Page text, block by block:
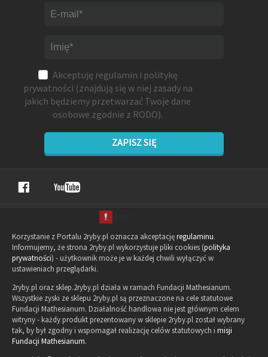
Akceptuję regulamin i politykę
prywatności (znajdują się w niej zasady na
jakich będziemy przetwarzać Twoje dane
osobowe zgodnie z RODO).
ZAPISZ SIĘ
Korzystanie z Portalu 2ryby.pl oznacza akceptacjęregulaminu.
Informujemy, że strona 2ryby.pl wykorzystuje pliki cookies (polityka
prywatności) - użytkownik może je w każdej chwili wyłączyć w
ustawieniach przeglądarki.
2ryby.pl oraz sklep.2ryby.pl działa w ramach Fundacji Mathesianum.
Wszystkie zyski ze sklepu 2ryby.pl są przeznaczone na cele statutowe
Fundacji Mathesianum. Działalność handlowa nie jest głównym celem
witryny - każdy produkt prezentowany w sklepie 2ryby.pl został wybrany
tak, by był zgodny i wspomagał realizację celów statutowych i misji
Fundacji Mathesianum.